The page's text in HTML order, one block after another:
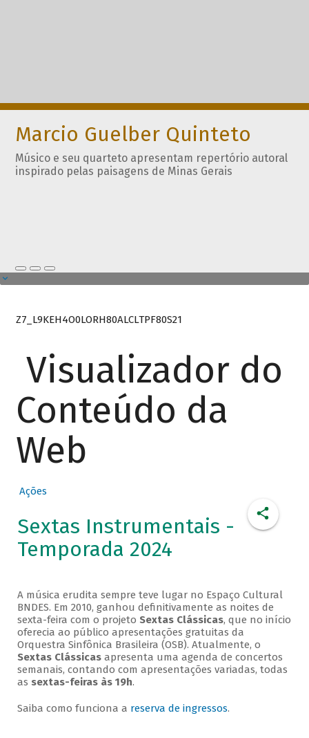
Marcio Guelber Quinteto
Músico e seu quarteto apresentam repertório autoral
inspirado pelas paisagens de Minas Gerais
Z7_L9KEH4O0LORH80ALCLTPF80S21
Visualizador do
Conteúdo da
Web
Ações
Sextas Instrumentais -
Temporada 2024
A música erudita sempre teve lugar no Espaço Cultural
BNDES. Em 2010, ganhou definitivamente as noites de
sexta-feira com o projeto Sextas Clássicas, que no início
oferecia ao público apresentações gratuitas da
Orquestra Sinfônica Brasileira (OSB). Atualmente, o
Sextas Clássicasapresenta uma agenda de concertos
semanais, contando com apresentações variadas, todas
as sextas-feiras às 19h.
Saiba como funciona a reserva de ingressos.